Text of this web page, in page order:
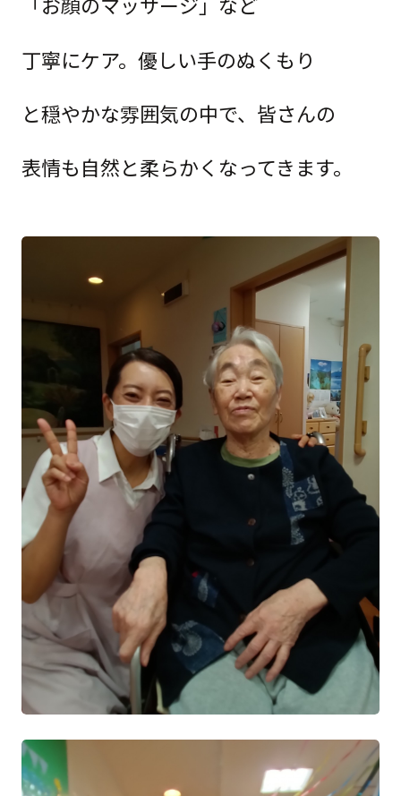
丁寧にケア。優しい手のぬくもり
と穏やかな雰囲気の中で、皆さんの
表情も自然と柔らかくなってきます。